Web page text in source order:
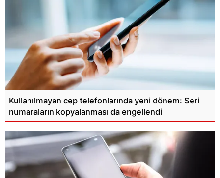
Kullanılmayan cep telefonlarında yeni dönem: Seri
numaraların kopyalanması da engellendi